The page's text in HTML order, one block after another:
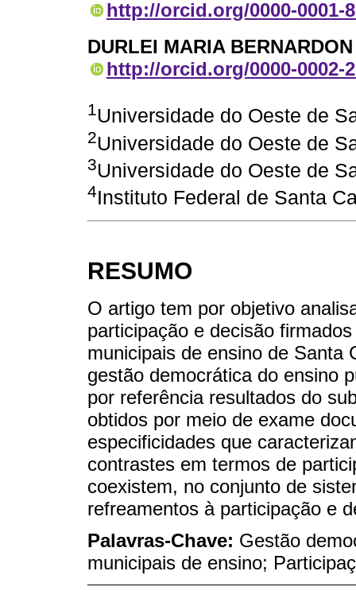
http://orcid.org/0000-0001-
DURLEI MARIA
http://orcid.org/0000-0002-
1Universidade do Oeste de
2Universidade do Oeste de
3Universidade do Oeste de
4Instituto Federal de Santa
RESUMO
O artigo tem por objetivo
participação e decisão
municipais de ensino de Santa
gestão democrática do ensino
por referência resultados do
obtidos por meio de exame
especificidades que
contrastes em termos de
coexistem, no conjunto de
refreamentos à participação e
Palavras-Chave: Gestão
municipais de ensino;